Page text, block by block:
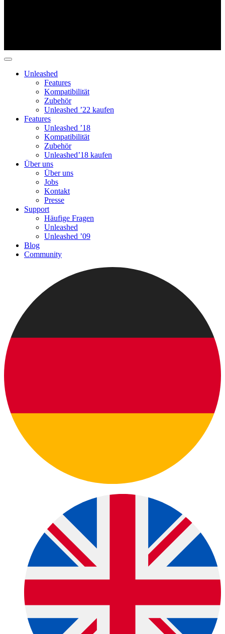
Unleashed
Features
Kompatibilität
Zubehör
Unleashed ’22 kaufen
Features
Unleashed ’18
Kompatibilität
Zubehör
Unleashed’18 kaufen
Über uns
Über uns
Jobs
Kontakt
Presse
Support
Häufige Fragen
Unleashed
Unleashed ’09
Blog
Community